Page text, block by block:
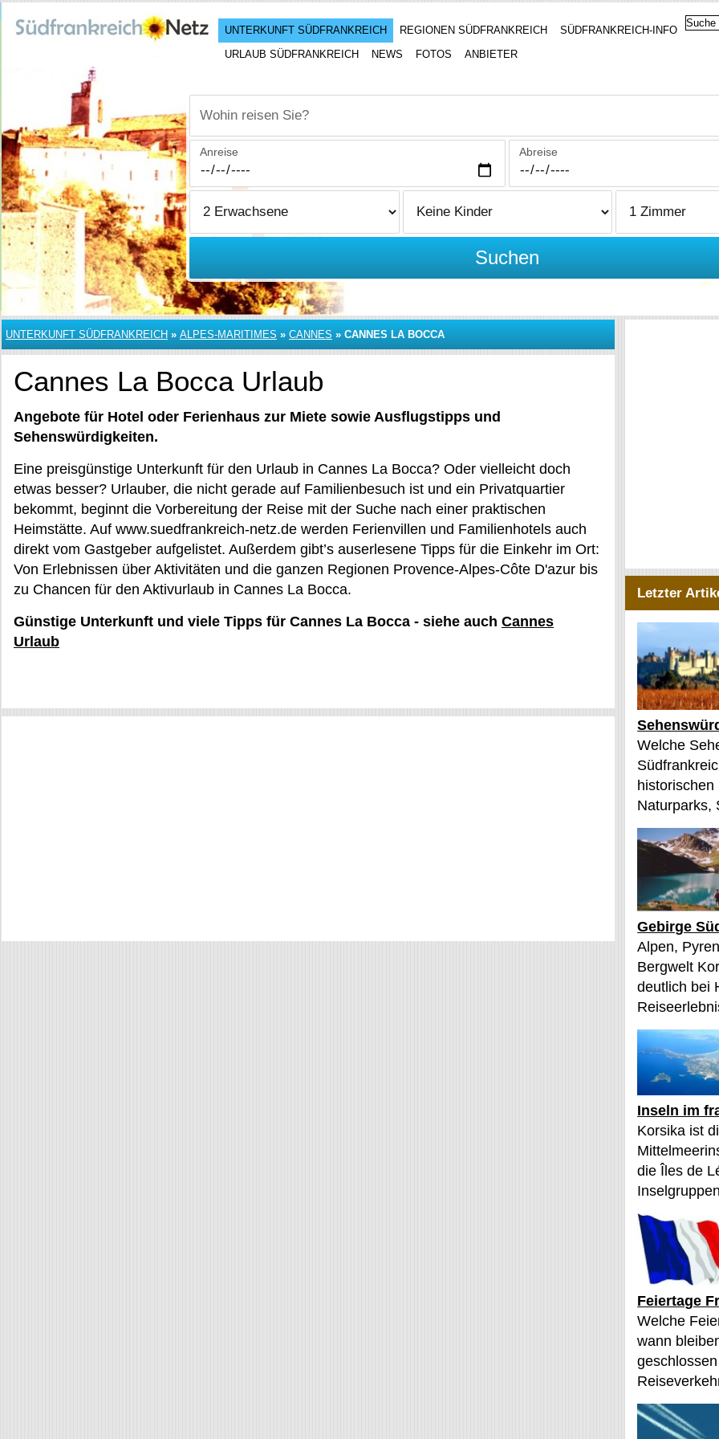
UNTERKUNFT SÜDFRANKREICH REGIONEN SÜDFRANKREICH
SÜDFRANKREICH-INFO
URLAUB SÜDFRANKREICH
NEWS FOTOS ANBIETER
Wohin reisen Sie?
Anreise Abreise
Suchen
UNTERKUNFT SÜDFRANKREICH » ALPES-MARITIMES » CANNES » CANNES LA BOCCA
Cannes La Bocca Urlaub
Angebote für Hotel oder Ferienhaus zur Miete sowie Ausflugstipps und
Sehenswürdigkeiten.
Eine preisgünstige Unterkunft für den Urlaub in Cannes La Bocca? Oder vielleicht doch
etwas besser? Urlauber, die nicht gerade auf Familienbesuch ist und ein Privatquartier
bekommt, beginnt die Vorbereitung der Reise mit der Suche nach einer praktischen
Heimstätte. Auf www.suedfrankreich-netz.de werden Ferienvillen und Familienhotels auch
direkt vom Gastgeber aufgelistet. Außerdem gibt’s auserlesene Tipps für die Einkehr im Ort:
Von Erlebnissen über Aktivitäten und die ganzen Regionen Provence-Alpes-Côte D'azur bis
zu Chancen für den Aktivurlaub in Cannes La Bocca.
Günstige Unterkunft und viele Tipps für Cannes La Bocca - siehe auch Cannes
Urlaub
Letzter
Welche
Naturparks,
Gebirge
Alpen,
Bergwelt
deutlich bei
Inseln im
Korsika ist
die Îles de
Feiertage
Welche
wann